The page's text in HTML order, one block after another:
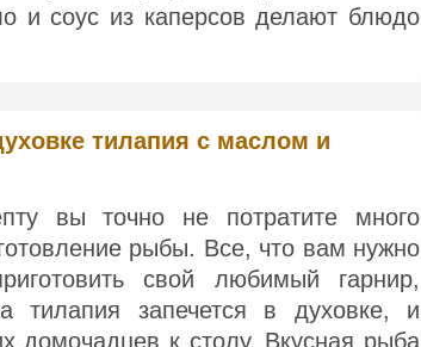
и соус из каперсов делают блюдо
тилапия с маслом и
вы точно не потратите много
рыбы. Все, что вам нужно
свой любимый гарнир,
тилапия запечется в духовке, и
домочадцев к столу. Вкусная рыба